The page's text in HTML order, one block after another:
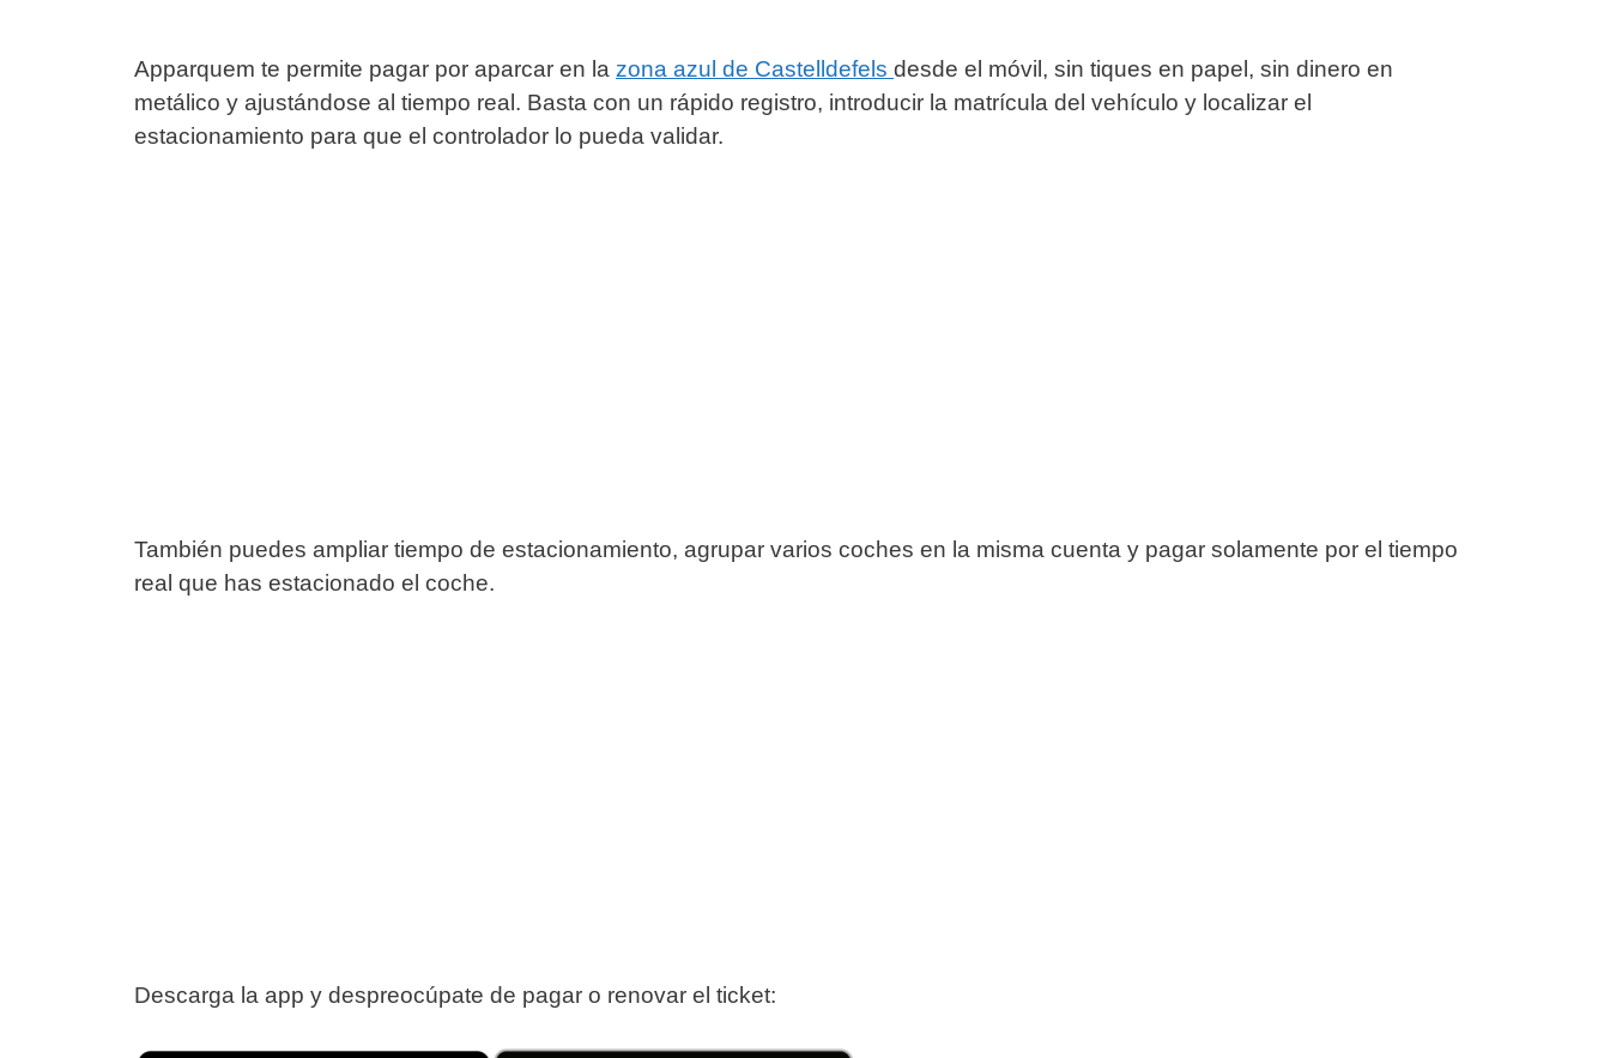
Apparquem te permite pagar por aparcar en la zona azul de Castelldefels desde el móvil, sin tiques en papel, sin dinero en
metálico y ajustándose al tiempo real. Basta con un rápido registro, introducir la matrícula del vehículo y localizar el
estacionamiento para que el controlador lo pueda validar.
También puedes ampliar tiempo de estacionamiento, agrupar varios coches en la misma cuenta y pagar solamente por el tiempo
real que has estacionado el coche.
Descarga la app y despreocúpate de pagar o renovar el ticket: